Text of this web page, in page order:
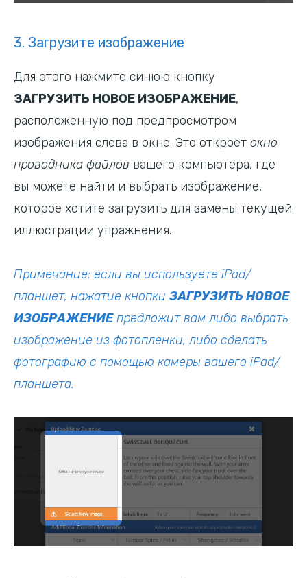
3. Загрузите изображение
Для этого нажмите синюю кнопку
ЗАГРУЗИТЬ НОВОЕ ИЗОБРАЖЕНИЕ,
расположенную под предпросмотром
изображения слева в окне. Это откроетокно
проводника файлов вашего компьютера, где
вы можете найти и выбрать изображение,
которое хотите загрузить для замены текущей
иллюстрации упражнения.
Примечание: если вы используете iPad/
планшет, нажатие кнопкиЗАГРУЗИТЬ НОВОЕ
ИЗОБРАЖЕНИЕпредложит вам либо выбрать
изображение из фотопленки, либо сделать
фотографию с помощью камеры вашего iPad/
планшета.